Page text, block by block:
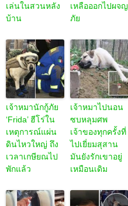
เล่นในสวนหลัง
บ้าน
เหลือออกไปผจญ
ภัย
เจ้าหมานักกู้ภัย
‘Frida’ ฮีโร่ใน
เหตุการณ์แผ่น
ดินไหวใหญ่ ถึง
เวลาเกษียณไป
พักแล้ว
เจ้าหมาไปนอน
ซบหลุมศพ
เจ้าของทุกครั้งที่
ไปเยี่ยมสุสาน
มันยังรักเขาอยู่
เหมือนเดิม